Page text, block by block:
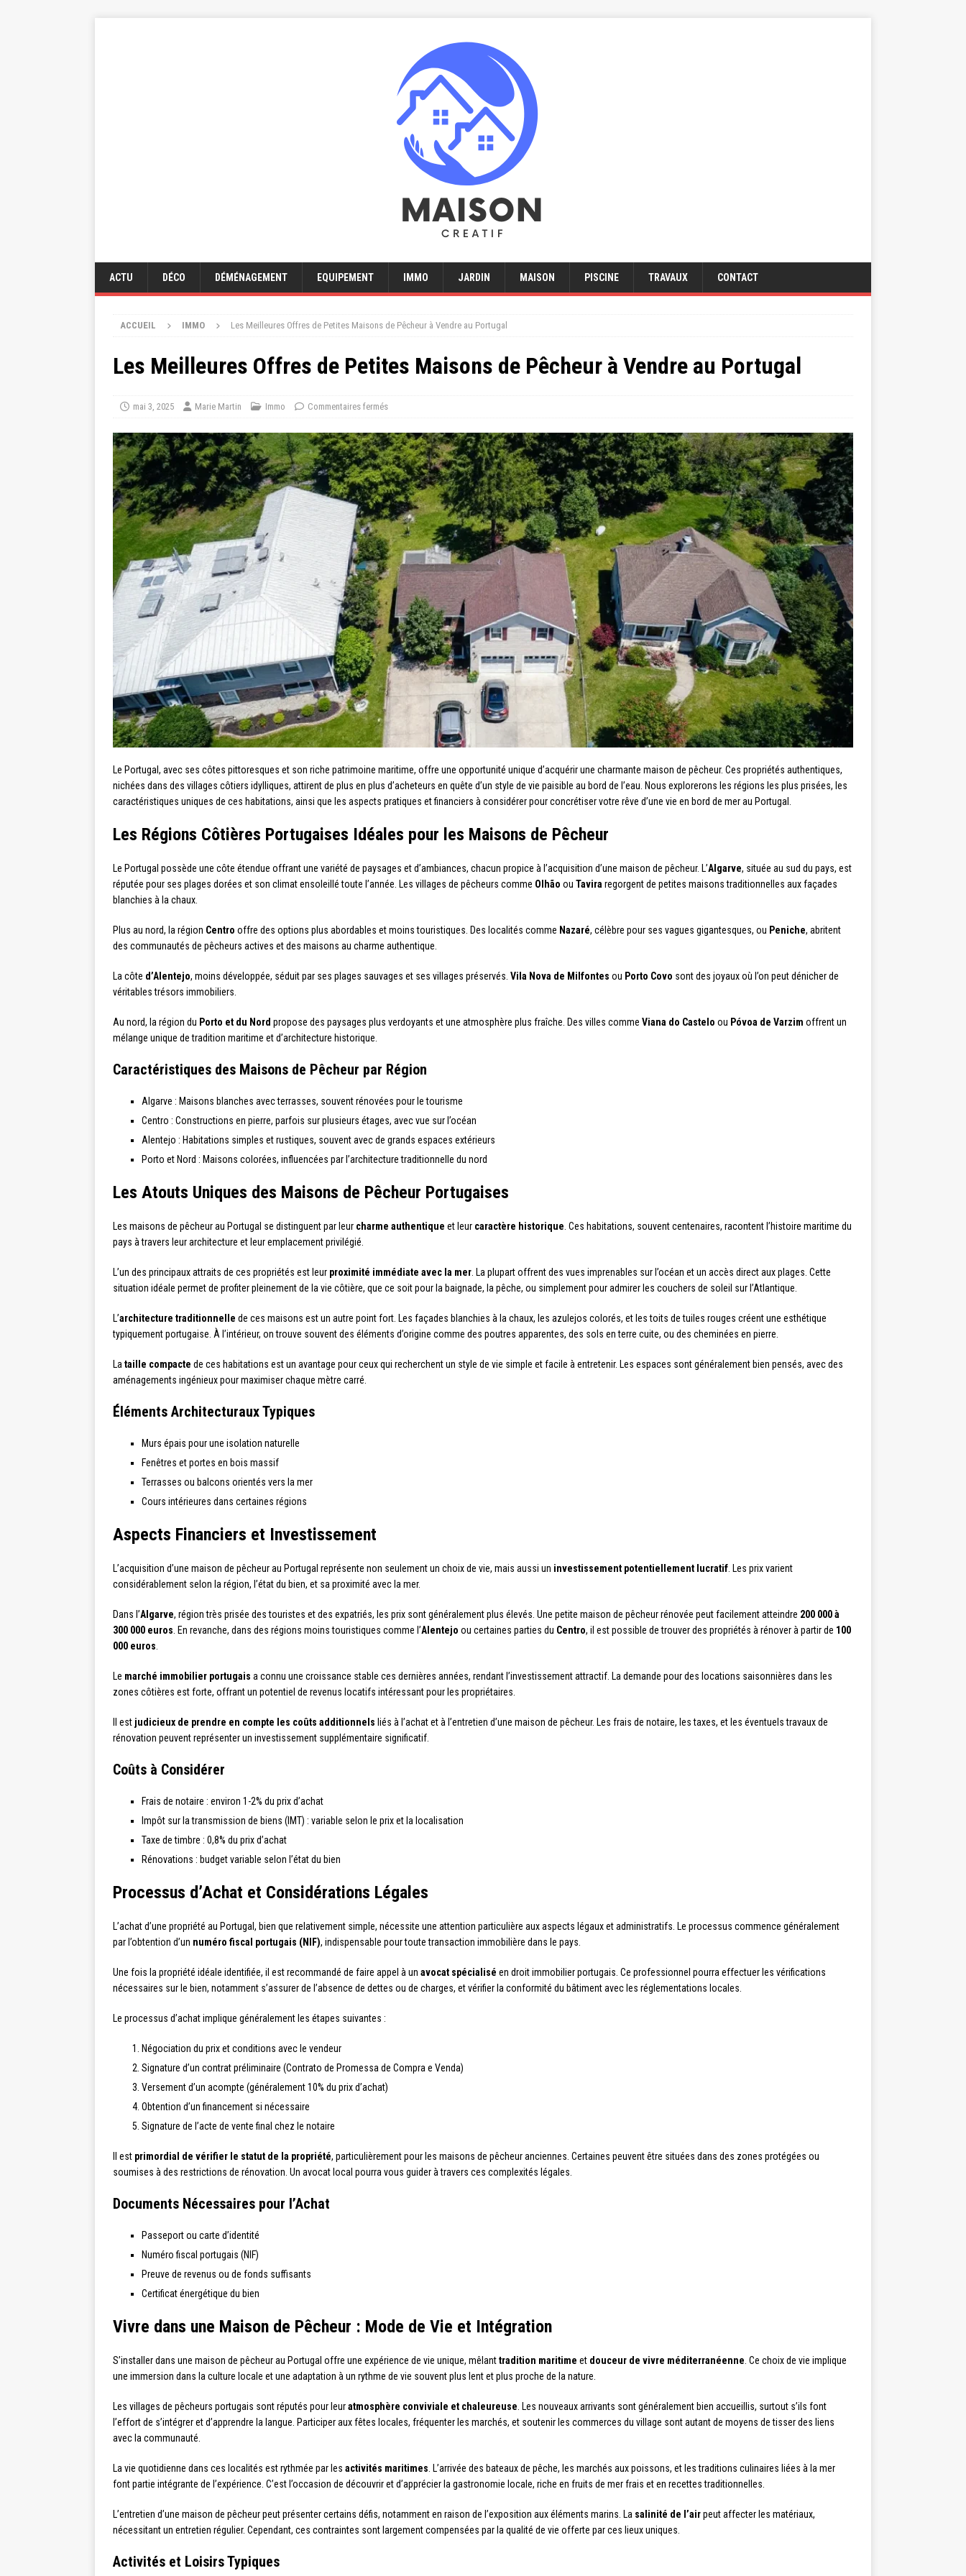
ACTU DÉCO DÉMÉNAGEMENT EQUIPEMENT IMMO JARDIN MAISON PISCINE TRAVAUX CONTACT
ACCUEIL IMMO Les Meilleures Offres de Petites Maisons de Pêcheur à Vendre au Portugal
Les Meilleures Offres de Petites Maisons de Pêcheur à Vendre au Portugal
mai 3, 2025 Marie Martin Immo Commentaires fermés
Le Portugal, avec ses côtes pittoresques et son riche patrimoine maritime, offre une opportunité unique d’acquérir une charmante maison de pêcheur. Ces propriétés authentiques,
nichées dans des villages côtiers idylliques, attirent de plus en plus d’acheteurs en quête d’un style de vie paisible au bord de l’eau. Nous explorerons les régions les plus prisées, les
caractéristiques uniques de ces habitations, ainsi que les aspects pratiques et financiers à considérer pour concrétiser votre rêve d’une vie en bord de mer au Portugal.
Les Régions Côtières Portugaises Idéales pour les Maisons de Pêcheur
Le Portugal possède une côte étendue offrant une variété de paysages et d’ambiances, chacun propice à l’acquisition d’une maison de pêcheur. L’Algarve, située au sud du pays, est
réputée pour ses plages dorées et son climat ensoleillé toute l’année. Les villages de pêcheurs comme Olhão ou Tavira regorgent de petites maisons traditionnelles aux façades
blanchies à la chaux.
Plus au nord, la région Centro offre des options plus abordables et moins touristiques. Des localités comme Nazaré, célèbre pour ses vagues gigantesques, ou Peniche, abritent
des communautés de pêcheurs actives et des maisons au charme authentique.
La côte d’Alentejo, moins développée, séduit par ses plages sauvages et ses villages préservés. Vila Nova de Milfontes ou Porto Covo sont des joyaux où l’on peut dénicher de
véritables trésors immobiliers.
Au nord, la région du Porto et du Nord propose des paysages plus verdoyants et une atmosphère plus fraîche. Des villes comme Viana do Castelo ou Póvoa de Varzim offrent un
mélange unique de tradition maritime et d’architecture historique.
Caractéristiques des Maisons de Pêcheur par Région
Algarve : Maisons blanches avec terrasses, souvent rénovées pour le tourisme
Centro : Constructions en pierre, parfois sur plusieurs étages, avec vue sur l’océan
Alentejo : Habitations simples et rustiques, souvent avec de grands espaces extérieurs
Porto et Nord : Maisons colorées, influencées par l’architecture traditionnelle du nord
Les Atouts Uniques des Maisons de Pêcheur Portugaises
Les maisons de pêcheur au Portugal se distinguent par leur charme authentique et leur caractère historique . Ces habitations, souvent centenaires, racontent l’histoire maritime du
pays à travers leur architecture et leur emplacement privilégié.
L’un des principaux attraits de ces propriétés est leur proximité immédiate avec la mer . La plupart offrent des vues imprenables sur l’océan et un accès direct aux plages. Cette
situation idéale permet de profiter pleinement de la vie côtière, que ce soit pour la baignade, la pêche, ou simplement pour admirer les couchers de soleil sur l’Atlantique.
L’architecture traditionnelle de ces maisons est un autre point fort. Les façades blanchies à la chaux, les azulejos colorés, et les toits de tuiles rouges créent une esthétique
typiquement portugaise. À l’intérieur, on trouve souvent des éléments d’origine comme des poutres apparentes, des sols en terre cuite, ou des cheminées en pierre.
La taille compacte de ces habitations est un avantage pour ceux qui recherchent un style de vie simple et facile à entretenir. Les espaces sont généralement bien pensés, avec des
aménagements ingénieux pour maximiser chaque mètre carré.
Éléments Architecturaux Typiques
Murs épais pour une isolation naturelle
Fenêtres et portes en bois massif
Terrasses ou balcons orientés vers la mer
Cours intérieures dans certaines régions
Aspects Financiers et Investissement
L’acquisition d’une maison de pêcheur au Portugal représente non seulement un choix de vie, mais aussi un investissement potentiellement lucratif . Les prix varient
considérablement selon la région, l’état du bien, et sa proximité avec la mer.
Dans l’Algarve, région très prisée des touristes et des expatriés, les prix sont généralement plus élevés. Une petite maison de pêcheur rénovée peut facilement atteindre 200 000 à
300 000 euros . En revanche, dans des régions moins touristiques comme l’Alentejo ou certaines parties du Centro, il est possible de trouver des propriétés à rénover à partir de 100
000 euros
Le marché immobilier portugais a connu une croissance stable ces dernières années, rendant l’investissement attractif. La demande pour des locations saisonnières dans les
zones côtières est forte, offrant un potentiel de revenus locatifs intéressant pour les propriétaires.
Il est judicieux de prendre en compte les coûts additionnels liés à l’achat et à l’entretien d’une maison de pêcheur. Les frais de notaire, les taxes, et les éventuels travaux de
rénovation peuvent représenter un investissement supplémentaire significatif.
Coûts à Considérer
Frais de notaire : environ 1-2% du prix d’achat
Impôt sur la transmission de biens (IMT) : variable selon le prix et la localisation
Taxe de timbre : 0,8% du prix d’achat
Rénovations : budget variable selon l’état du bien
Processus d’Achat et Considérations Légales
L’achat d’une propriété au Portugal, bien que relativement simple, nécessite une attention particulière aux aspects légaux et administratifs. Le processus commence généralement
par l’obtention d’un numéro fiscal portugais (NIF), indispensable pour toute transaction immobilière dans le pays.
Une fois la propriété idéale identifiée, il est recommandé de faire appel à un avocat spécialisé en droit immobilier portugais. Ce professionnel pourra effectuer les vérifications
nécessaires sur le bien, notamment s’assurer de l’absence de dettes ou de charges, et vérifier la conformité du bâtiment avec les réglementations locales.
Le processus d’achat implique généralement les étapes suivantes :
Négociation du prix et conditions avec le vendeur
Signature d’un contrat préliminaire (Contrato de Promessa de Compra e Venda)
Versement d’un acompte (généralement 10% du prix d’achat)
Obtention d’un financement si nécessaire
Signature de l’acte de vente final chez le notaire
Il est primordial de vérifier le statut de la propriété, particulièrement pour les maisons de pêcheur anciennes. Certaines peuvent être situées dans des zones protégées ou
soumises à des restrictions de rénovation. Un avocat local pourra vous guider à travers ces complexités légales.
Documents Nécessaires pour l’Achat
Passeport ou carte d’identité
Numéro fiscal portugais (NIF)
Preuve de revenus ou de fonds suffisants
Certificat énergétique du bien
Vivre dans une Maison de Pêcheur : Mode de Vie et Intégration
S’installer dans une maison de pêcheur au Portugal offre une expérience de vie unique, mêlanttradition maritime et douceur de vivre méditerranéenne . Ce choix de vie implique
une immersion dans la culture locale et une adaptation à un rythme de vie souvent plus lent et plus proche de la nature.
Les villages de pêcheurs portugais sont réputés pour leuratmosphère conviviale et chaleureuse . Les nouveaux arrivants sont généralement bien accueillis, surtout s’ils font
l’effort de s’intégrer et d’apprendre la langue. Participer aux fêtes locales, fréquenter les marchés, et soutenir les commerces du village sont autant de moyens de tisser des liens
avec la communauté.
La vie quotidienne dans ces localités est rythmée par les activités maritimes . L’arrivée des bateaux de pêche, les marchés aux poissons, et les traditions culinaires liées à la mer
font partie intégrante de l’expérience. C’est l’occasion de découvrir et d’apprécier la gastronomie locale, riche en fruits de mer frais et en recettes traditionnelles.
L’entretien d’une maison de pêcheur peut présenter certains défis, notamment en raison de l’exposition aux éléments marins. La salinité de l’airpeut affecter les matériaux,
nécessitant un entretien régulier. Cependant, ces contraintes sont largement compensées par la qualité de vie offerte par ces lieux uniques.
Activités et Loisirs Typiques